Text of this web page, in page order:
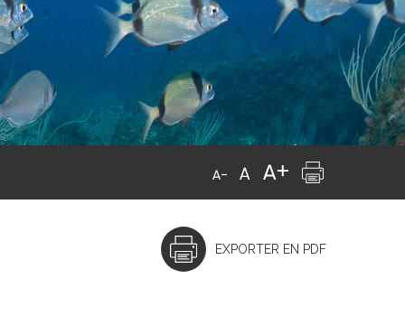
EXPORTER EN PDF